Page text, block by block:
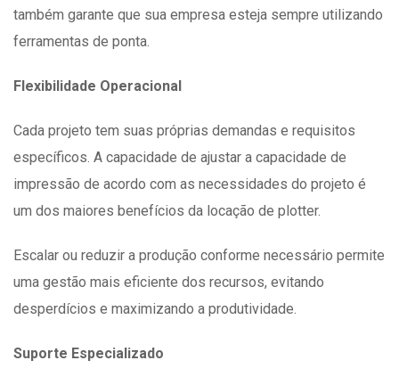
também garante que sua empresa esteja sempre utilizando
ferramentas de ponta.
Flexibilidade Operacional
Cada projeto tem suas próprias demandas e requisitos
específicos. A capacidade de ajustar a capacidade de
impressão de acordo com as necessidades do projeto é
um dos maiores benefícios da locação de plotter.
Escalar ou reduzir a produção conforme necessário permite
uma gestão mais eficiente dos recursos, evitando
desperdícios e maximizando a produtividade.
Suporte Especializado